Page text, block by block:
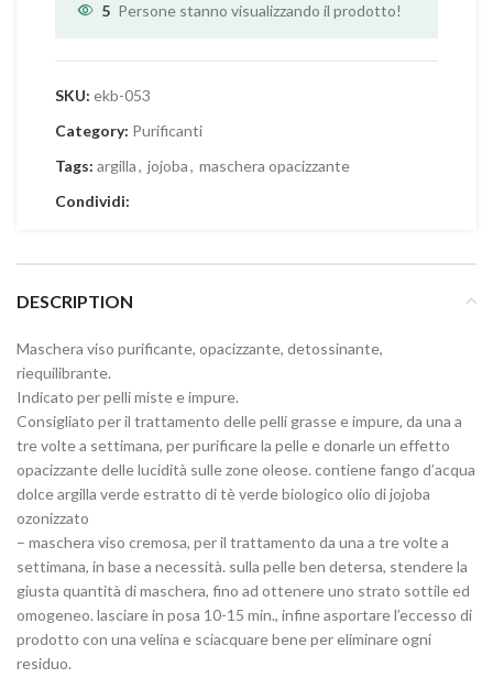
5 Persone stanno visualizzando il prodotto!
SKU: ekb-053
Category: Purificanti
Tags: argilla, jojoba, maschera opacizzante
Condividi:
DESCRIPTION
Maschera viso purificante, opacizzante, detossinante,
riequilibrante.
Indicato per pelli miste e impure.
Consigliato per il trattamento delle pelli grasse e impure, da una a
tre volte a settimana, per purificare la pelle e donarle un effetto
opacizzante delle lucidità sulle zone oleose. contiene fango d’acqua
dolce argilla verde estratto di tè verde biologico olio di jojoba
ozonizzato
– maschera viso cremosa, per il trattamento da una a tre volte a
settimana, in base a necessità. sulla pelle ben detersa, stendere la
giusta quantità di maschera, fino ad ottenere uno strato sottile ed
omogeneo. lasciare in posa 10-15 min., infine asportare l’eccesso di
prodotto con una velina e sciacquare bene per eliminare ogni
residuo.